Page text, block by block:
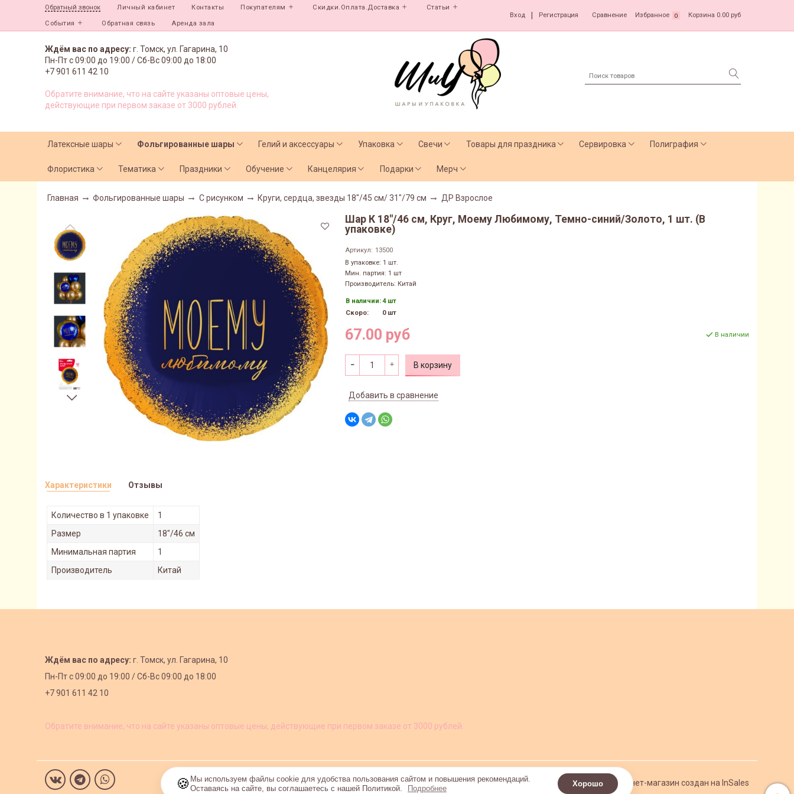
Обратный звонок Личный кабинет Контакты Покупателям Скидки.Оплата.Доставка Статьи
События Обратная связь Аренда зала
Вход Регистрация Сравнение Избранное 0 Корзина 0.00 руб
Ждём вас по адресу: г. Томск, ул. Гагарина, 10
Пн-Пт с09:00 до 19:00 /Сб-Вс 09:00 до 18:00
+7 901 611 42 10
Обратите внимание, что на сайте указаны оптовые цены,
действующие при первом заказе от 3000 рублей.
Латексные шары Фольгированные шары Гелий и аксессуары Упаковка Свечи Товары для праздника Сервировка Полиграфия
Флористика Тематика Праздники Обучение Канцелярия Подарки Мерч
Главная Фольгированные шары С рисунком Круги, сердца, звезды 18"/45 см/ 31"/79 см ДР Взрослое
Шар К 18"/46 см, Круг, Моему Любимому, Темно-синий/Золото, 1 шт. (В
упаковке)
Артикул: 13500
В упаковке: 1 шт.
Мин. партия: 1 шт
Производитель: Китай
В наличии:4 шт
Скоро:
0 шт
67.00 руб В наличии
В корзину
Добавить в сравнение
Характеристики
Количество в 1 упаковке
1
Размер
18"/46 см
Минимальная партия
1
Производитель
Китай
Отзывы
Ждём вас по адресу: г. Томск, ул. Гагарина, 10
Пн-Пт с09:00 до 19:00 /Сб-Вс 09:00 до 18:00
+7 901 611 42 10
Обратите внимание, что на сайте указаны оптовые цены, действующие при первом заказе от 3000 рублей.
Интернет-магазин создан на InSales
🍪 Мы используем файлы cookie для удобства пользования сайтом и повышения рекомендаций.
Оставаясь на сайте, вы соглашаетесь с нашей Политикой.
Подробнее Хорошо